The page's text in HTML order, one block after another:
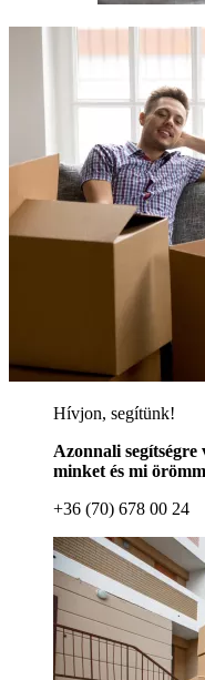
Hívjon, segítünk!
Azonnali segítségre
minket és mi
+36 (70) 678 00 24